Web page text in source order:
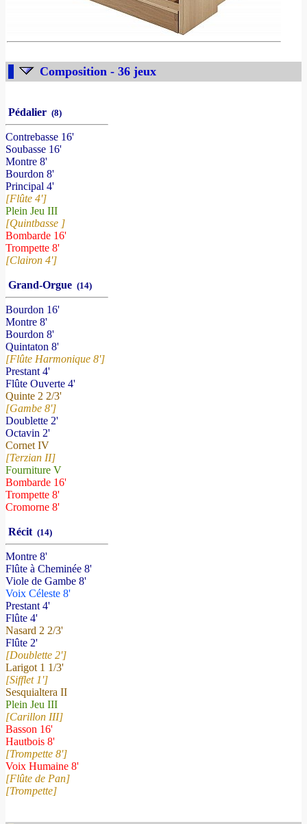
Composition - 36 jeux
Pédalier (8)
Contrebasse 16'
Soubasse 16'
Montre 8'
Bourdon 8'
Principal 4'
[Flûte 4']
Plein Jeu III
[Quintbasse ]
Bombarde 16'
Trompette 8'
[Clairon 4']
Grand-Orgue (14)
Bourdon 16'
Montre 8'
Bourdon 8'
Quintaton 8'
[Flûte Harmonique 8']
Prestant 4'
Flûte Ouverte 4'
Quinte 2 2/3'
[Gambe 8']
Doublette 2'
Octavin 2'
Cornet IV
[Terzian II]
Fourniture V
Bombarde 16'
Trompette 8'
Cromorne 8'
Récit (14)
Montre 8'
Flûte à Cheminée 8'
Viole de Gambe 8'
Voix Céleste 8'
Prestant 4'
Flûte 4'
Nasard 2 2/3'
Flûte 2'
[Doublette 2']
Larigot 1 1/3'
[Sifflet 1']
Sesquialtera II
Plein Jeu III
[Carillon III]
Basson 16'
Hautbois 8'
[Trompette 8']
Voix Humaine 8'
[Flûte de Pan]
[Trompette]